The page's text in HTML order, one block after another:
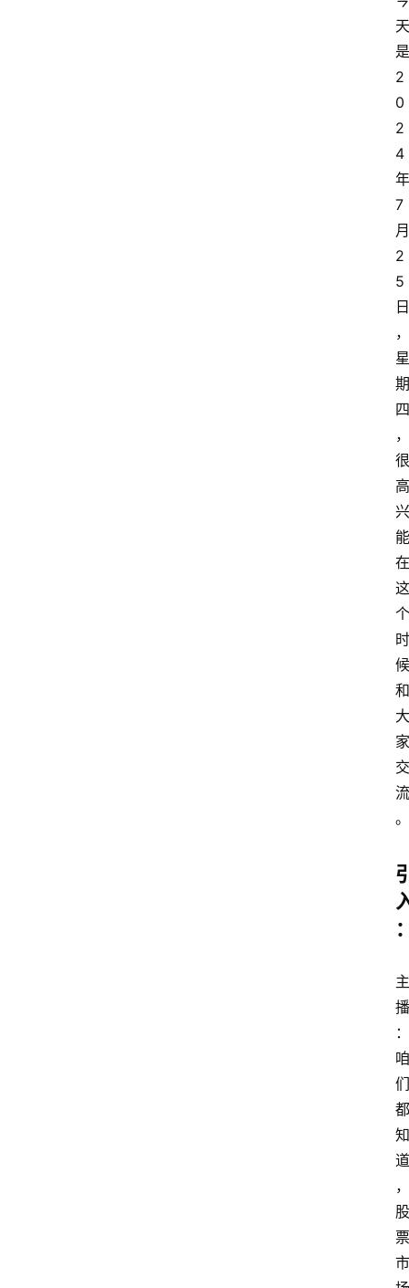
天
是
2
0
2
4
年
7
月
2
5
日
，
星
期
四
，
很
高
兴
能
在
这
个
时
候
和
大
家
交
流
。
主
播
：
咱
们
都
知
道
，
股
票
市